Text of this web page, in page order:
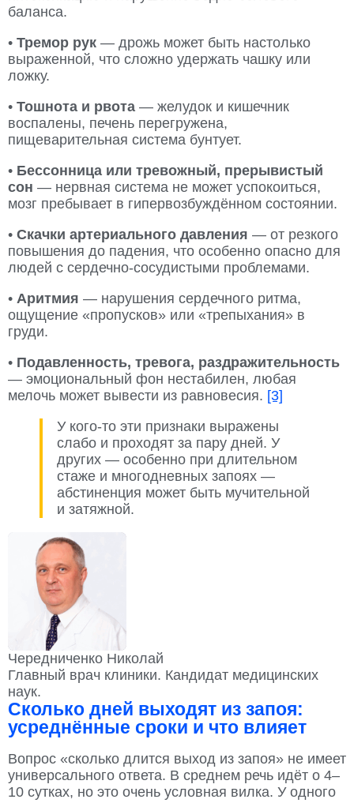
баланса.
• Тремор рук — дрожь может быть настолько
выраженной, что сложно удержать чашку или
ложку.
• Тошнота и рвота — желудок и кишечник
воспалены, печень перегружена,
пищеварительная система бунтует.
• Бессонница или тревожный, прерывистый
сон — нервная система не может успокоиться,
мозг пребывает в гипервозбуждённом состоянии.
• Скачки артериального давления — от резкого
повышения до падения, что особенно опасно для
людей с сердечно-сосудистыми проблемами.
• Аритмия — нарушения сердечного ритма,
ощущение «пропусков» или «трепыхания» в
груди.
• Подавленность, тревога, раздражительность
— эмоциональный фон нестабилен, любая
мелочь может вывести из равновесия. [3]
У кого-то эти признаки выражены
слабо и проходят за пару дней. У
других — особенно при длительном
стаже и многодневных запоях —
абстиненция может быть мучительной
и затяжной.
Чередниченко Николай
Главный врач клиники. Кандидат медицинских
наук.
Сколько дней выходят из запоя:
усреднённые сроки и что влияет
Вопрос «сколько длится выход из запоя» не имеет
универсального ответа. В среднем речь идёт о 4–
10 сутках, но это очень условная вилка. У одного